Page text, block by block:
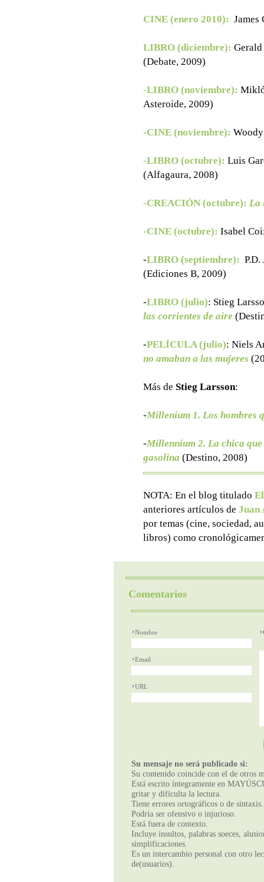
CINE (enero 2010): James
LIBRO (diciembre):
(Debate, 2009)
-LIBRO (noviembre):
Asteroide, 2009)
-CINE (noviembre):
-LIBRO (octubre): Luis
(Alfagaura, 2008)
-CREACIÓN (octubre): La
-CINE (octubre): Isabel
-LIBRO (septiembre):
(Ediciones B, 2009)
-LIBRO (julio): Stieg
las corrientes de aire
-PELÍCULA (julio): Niels
no amaban a las mujeres
Más de Stieg Larsson:
-Millenium 1. Los hombres
-Millennium 2. La chica
gasolina (Destino, 2008)
NOTA: En el blog titulado
anteriores artículos de Juan
por temas (cine, sociedad,
libros) como
Comentarios
Nombre
Email
URL
Su mensaje no será publicado si:
Su contenido coincide con el de otros
Está escrito íntegramente en
gritar y dificulta la lectura.
Tiene errores ortográficos o de sintaxis.
Podría ser ofensivo o injurioso.
Está fuera de contexto.
Incluye insultos, palabras soeces,
simplificaciones.
Es un intercambio personal con otro
de(usuarios).